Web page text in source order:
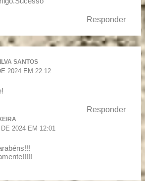
Responder
SANTOS
2024 EM 22:12
Responder
2024 EM 12:01